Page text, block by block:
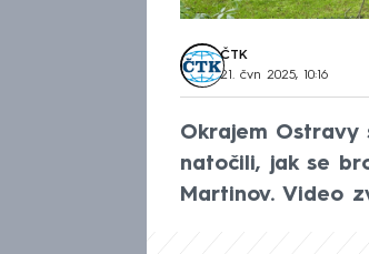
ČTK
21. čvn 2025, 10:16
Okrajem
natočili, jak se
Martinov. Video